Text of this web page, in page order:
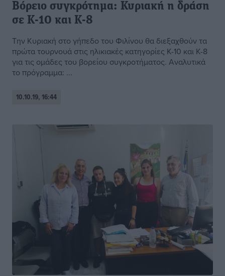
Βόρειο συγκρότημα: Κυριακή η δράση
σε Κ-10 και Κ-8
Την Κυριακή στο γήπεδο του Φιλίνου θα διεξαχθούν τα
πρώτα τουρνουά στις ηλικιακές κατηγορίες Κ-10 και Κ-8
για τις ομάδες του βορείου συγκροτήματος. Αναλυτικά
το πρόγραμμα: ...
10.10.19, 16:44